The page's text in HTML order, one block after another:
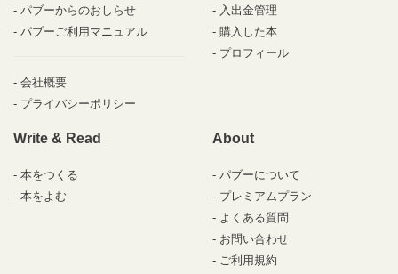
パブーからのおしらせ
パブーご利用マニュアル
会社概要
プライバシーポリシー
入出金管理
購入した本
プロフィール
Write & Read
本をつくる
本をよむ
About
パブーについて
プレミアムプラン
よくある質問
お問い合わせ
ご利用規約